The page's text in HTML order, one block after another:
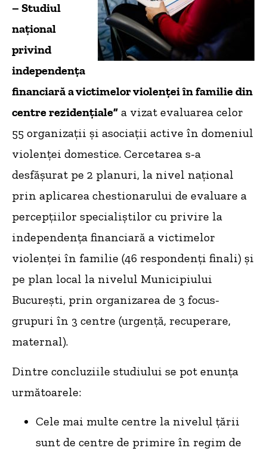
– Studiul
național
privind
independența
financiară a victimelor violenței în familie din
centre rezidențiale” a vizat evaluarea celor
55 organizații și asociații active în domeniul
violenței domestice. Cercetarea s-a
desfășurat pe 2 planuri, la nivel național
prin aplicarea chestionarului de evaluare a
percepțiilor specialiștilor cu privire la
independența financiară a victimelor
violenței în familie (46 respondenți finali) și
pe plan local la nivelul Municipiului
București, prin organizarea de 3 focus-
grupuri în 3 centre (urgență, recuperare,
maternal).
Dintre concluziile studiului se pot enunța
următoarele:
Cele mai multe centre la nivelul țării
sunt de centre de primire în regim de